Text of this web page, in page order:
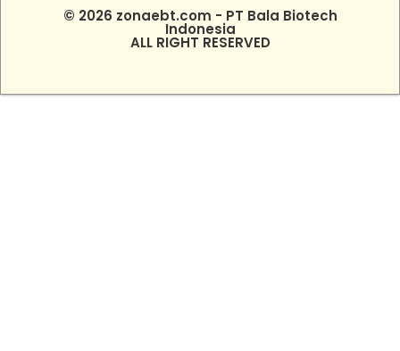
© 2026 zonaebt.com - PT Bala Biotech
Indonesia
ALL RIGHT RESERVED